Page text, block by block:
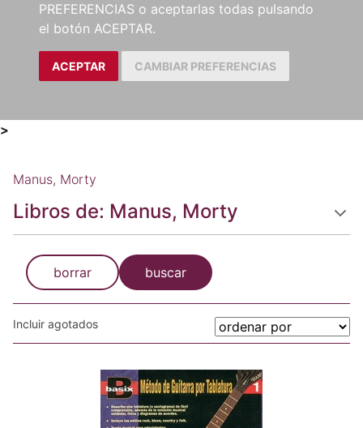
PREFERENCIAS o aceptarlas todas pulsando
el botón ACEPTAR.
ACEPTAR CAMBIAR PREFERENCIAS
>
Manus, Morty
Libros de: Manus, Morty
borrar buscar
Incluir agotados